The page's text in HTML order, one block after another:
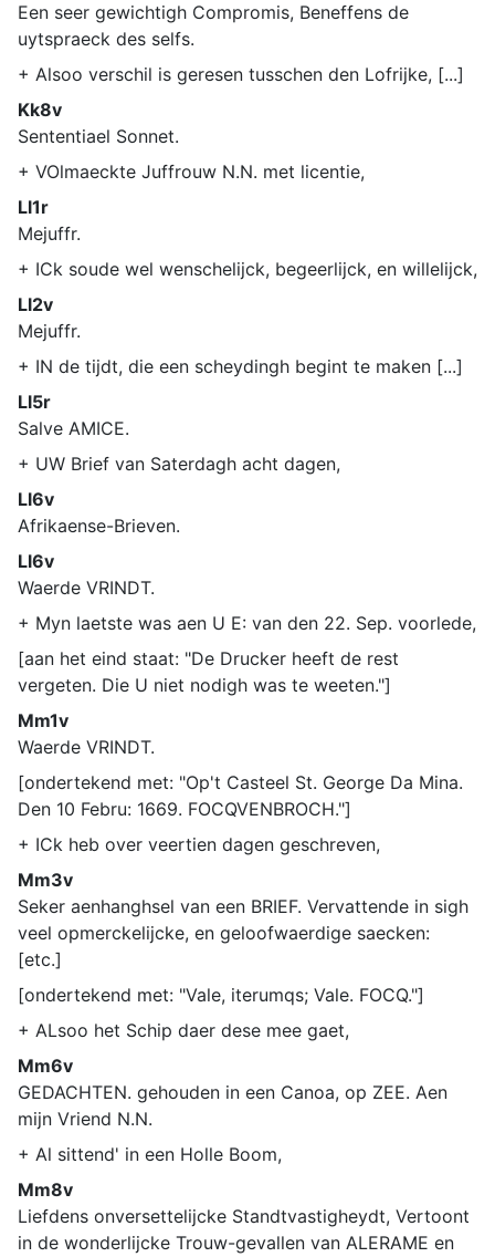
Een seer gewichtigh Compromis, Beneffens de
uytspraeck des selfs.
+ Alsoo verschil is geresen tusschen den Lofrijke, [...]
Kk8v
Sententiael Sonnet.
+ VOlmaeckte Juffrouw N.N. met licentie,
Ll1r
Mejuffr.
+ ICk soude wel wenschelijck, begeerlijck, en willelijck,
Ll2v
Mejuffr.
+ IN de tijdt, die een scheydingh begint te maken [...]
Ll5r
Salve AMICE.
+ UW Brief van Saterdagh acht dagen,
Ll6v
Afrikaense-Brieven.
Ll6v
Waerde VRINDT.
+ Myn laetste was aen U E: van den 22. Sep. voorlede,
[aan het eind staat: "De Drucker heeft de rest
vergeten. Die U niet nodigh was te weeten."]
Mm1v
Waerde VRINDT.
[ondertekend met: "Op't Casteel St. George Da Mina.
Den 10 Febru: 1669. FOCQVENBROCH."]
+ ICk heb over veertien dagen geschreven,
Mm3v
Seker aenhanghsel van een BRIEF. Vervattende in sigh
veel opmerckelijcke, en geloofwaerdige saecken:
[etc.]
[ondertekend met: "Vale, iterumqs; Vale. FOCQ."]
+ ALsoo het Schip daer dese mee gaet,
Mm6v
GEDACHTEN. gehouden in een Canoa, op ZEE. Aen
mijn Vriend N.N.
+ Al sittend' in een Holle Boom,
Mm8v
Liefdens onversettelijcke Standtvastigheydt, Vertoont
in de wonderlijcke Trouw-gevallen van ALERAME en